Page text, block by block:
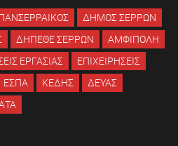
ΔΗΜΟΣ ΣΕΡΡΩΝ
ΔΗΠΕΘΕ ΣΕΡΡΩΝ
ΑΜΦΙΠΟΛΗ
ΕΡΓΑΣΙΑΣ
ΕΠΙΧΕΙΡΗΣΕΙΣ
ΕΣΠΑ ΚΕΔΗΣ
ΔΕΥΑΣ